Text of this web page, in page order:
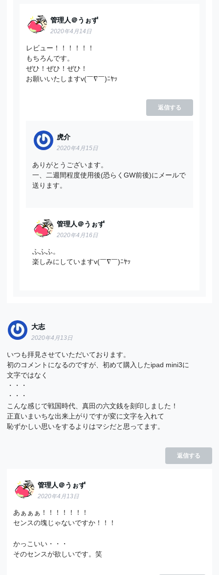
管理人＠うぉず
2020年4月14日
レビュー！！！！！！
もちろんです。
ぜひ！ぜひ！ぜひ！
お願いいたしますv(￣∇￣)ﾆﾔｯ
返信する
虎介
2020年4月15日
ありがとうございます。
一、二週間程度使用後(恐らくGW前後)にメールで
送ります。
管理人＠うぉず
2020年4月16日
ふふふ。
楽しみにしていますv(￣∇￣)ﾆﾔｯ
大志
2020年4月13日
いつも拝見させていただいております。
初のコメントになるのですが、初めて購入したipad mini3に
文字ではなく
・・・
・・・
こんな感じで戦国時代、真田の六文銭を刻印しました！
正直いまいちな出来上がりですが変に文字を入れて
恥ずかしい思いをするよりはマシだと思ってます。
返信する
管理人＠うぉず
2020年4月13日
あぁぁぁ！！！！！！！
センスの塊じゃないですか！！！
かっこいい・・・
そのセンスが欲しいです。笑